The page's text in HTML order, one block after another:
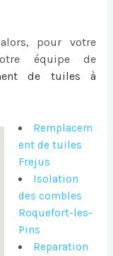
pour votre
équipe de
de tuiles à
Remplacem
ent de tuiles
Frejus
Isolation
des combles
Roquefort-les-
Pins
Reparation